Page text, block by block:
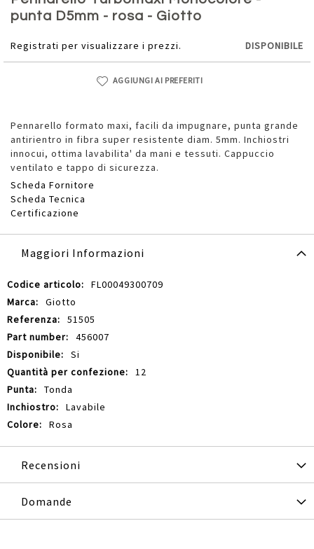
punta D5mm - rosa - Giotto
Registrati per visualizzare i prezzi. DISPONIBILE
AGGIUNGI AI PREFERITI
Pennarello formato maxi, facili da impugnare, punta grande
antirientro in fibra super resistente diam. 5mm. Inchiostri
innocui, ottima lavabilita' da mani e tessuti. Cappuccio
ventilato e tappo di sicurezza.
Scheda Fornitore
Scheda Tecnica
Certificazione
della
galleria
immagini
Maggiori Informazioni
Maggiori
Informazioni
FL00049300709
Giotto
51505
456007
Si
12
Tonda
Lavabile
Rosa
Recensioni
Domande